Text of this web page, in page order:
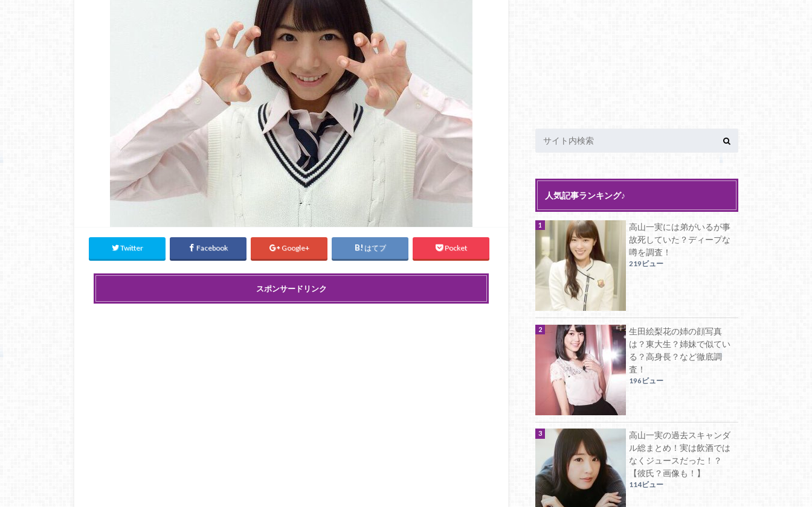
Twitter Facebook Google+ はてブ Pocket
スポンサードリンク
人気記事ランキング♪
高山一実には弟がいるが事
故死していた？ディープな
噂を調査！
219ビュー
生田絵梨花の姉の顔写真
は？東大生？姉妹で似てい
る？高身長？など徹底調
査！
196ビュー
高山一実の過去スキャンダ
ル総まとめ！実は飲酒では
なくジュースだった！？
【彼氏？画像も！】
114ビュー